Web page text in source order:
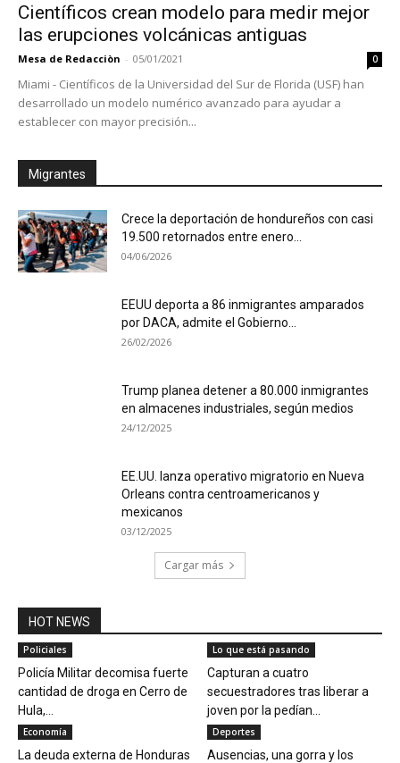
Científicos crean modelo para medir mejor
las erupciones volcánicas antiguas
Mesa de Redacciòn - 05/01/2021 0
Miami - Científicos de la Universidad del Sur de Florida (USF) han
desarrollado un modelo numérico avanzado para ayudar a
establecer con mayor precisión...
Migrantes
Crece la deportación de hondureños con casi
19.500 retornados entre enero...
04/06/2026
EEUU deporta a 86 inmigrantes amparados
por DACA, admite el Gobierno...
26/02/2026
Trump planea detener a 80.000 inmigrantes
en almacenes industriales, según medios
24/12/2025
EE.UU. lanza operativo migratorio en Nueva
Orleans contra centroamericanos y
mexicanos
03/12/2025
Cargar más
HOT NEWS
Policiales
Policía Militar decomisa fuerte
cantidad de droga en Cerro de
Hula,...
Lo que está pasando
Capturan a cuatro
secuestradores tras liberar a
joven por la pedían...
Economía
La deuda externa de Honduras
Deportes
Ausencias, una gorra y los